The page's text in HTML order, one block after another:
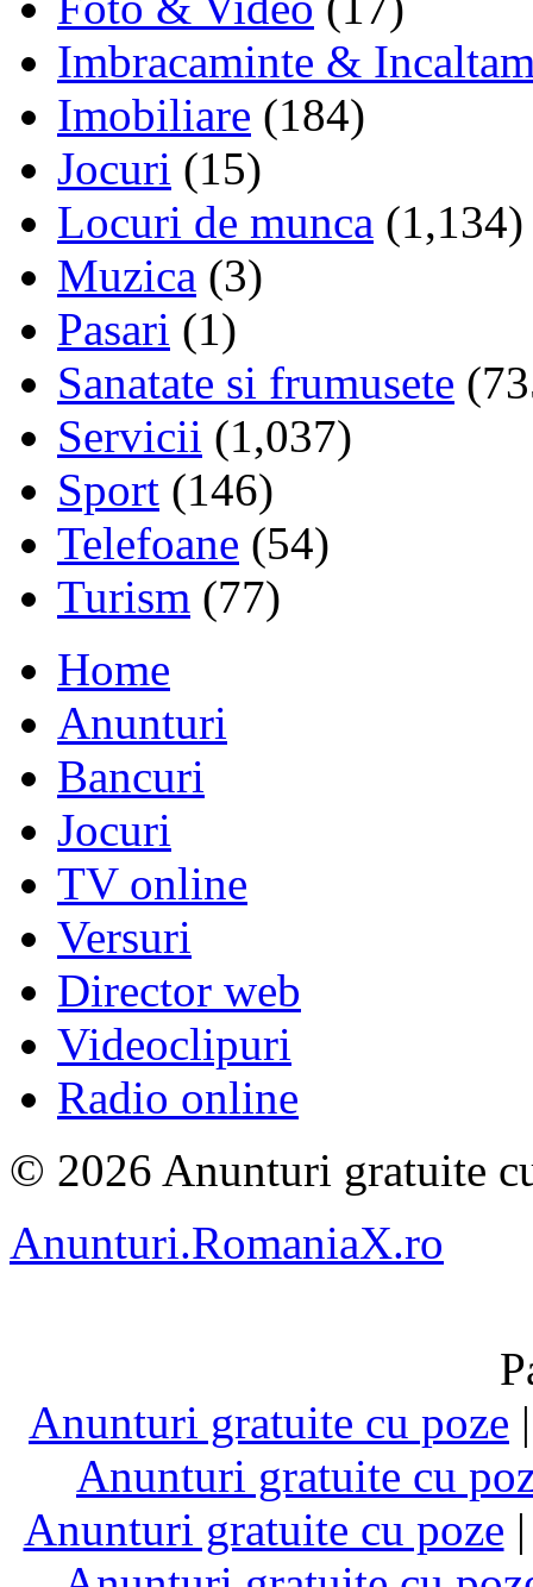
Imbracaminte &
Imobiliare (184)
Jocuri (15)
Locuri de munca (1,134)
Muzica (3)
Pasari (1)
Sanatate si frumusete
Servicii (1,037)
Sport (146)
Telefoane (54)
Turism (77)
Home
Anunturi
Bancuri
Jocuri
TV online
Versuri
Director web
Videoclipuri
Radio online
© 2026 Anunturi gratuite
Anunturi.RomaniaX.ro
Anunturi gratuite cu poze
Anunturi gratuite cu
Anunturi gratuite cu poze